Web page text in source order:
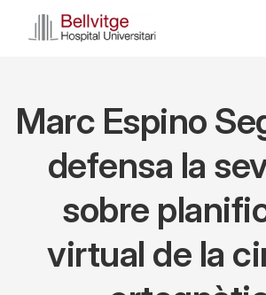
Marc Espino
defensa la
sobre
virtual de la